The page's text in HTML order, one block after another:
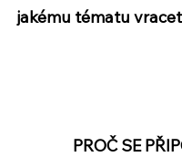
jakému tématu
PROČ SE